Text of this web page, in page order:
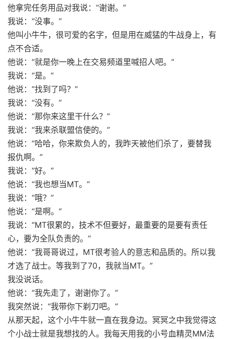
他拿完任务用品对我说：“谢谢。”
我说：“没事。”
他叫小牛牛，很可爱的名字，但是用在威猛的牛战身上，有
点不合适。
他说：“就是你一晚上在交易频道里喊招人吧。”
我说：“是。”
他说：“找到了吗？”
我说：“没有。”
他说：“那你来这里干什么？”
我说：“我来杀联盟信使的。”
他说：“哈哈，你来欺负人的，我昨天被他们杀了，要替我
报仇啊。”
我说：“好。”
他说：“我也想当MT。”
我说：“哦？”
他说：“是啊。”
我说：“MT很累的，技术不但要好，最重要的是要有责任
心，要为全队负责的。”
他说：“我哥哥说过，MT很考验人的意志和品质的。所以我
才选了战士。等我到了70，我就当MT。”
我没说话。
他说：“我先走了，谢谢你了。”
我突然说：“我带你下剃刀吧。”
从那天起，这个小牛牛就一直在我身边。冥冥之中我觉得这
个小战士就是我想找的人。我每天用我的小号血精灵MM法